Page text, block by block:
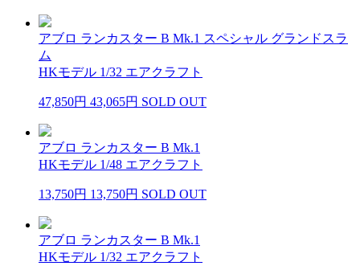
アブロ ランカスター B Mk.1 スペシャル グランドスラ
ム
HKモデル 1/32 エアクラフト
47,850円 43,065円 SOLD OUT
アブロ ランカスター B Mk.1
HKモデル 1/48 エアクラフト
13,750円 13,750円 SOLD OUT
アブロ ランカスター B Mk.1
HKモデル 1/32 エアクラフト